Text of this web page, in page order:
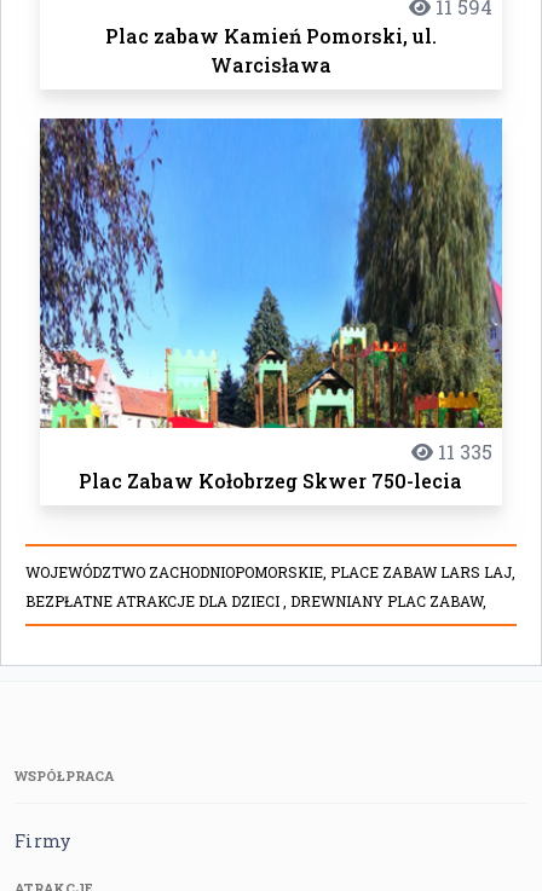
11 594
Plac zabaw Kamień Pomorski, ul.
Warcisława
11 335
Plac Zabaw Kołobrzeg Skwer 750-lecia
WOJEWÓDZTWO ZACHODNIOPOMORSKIE, PLACE ZABAW LARS LAJ,
BEZPŁATNE ATRAKCJE DLA DZIECI , DREWNIANY PLAC ZABAW,
WSPÓŁPRACA
Firmy
ATRAKCJE